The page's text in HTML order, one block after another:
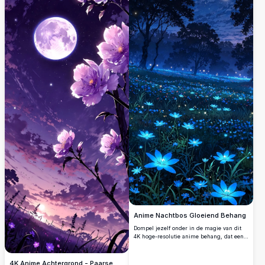
twinkelt licht van een dorp, en torenhoge
bergen onder een sterrenhemel met
paarse tinten. Perfect voor
natuurliefhebbers en kunstliefhebbers die
op zoek zijn naar een verbluffend,
hoogwaardig digitaal kunstwerk voor
behang of prints.
4K Anime Achtergrond - Paarse
Anime Nachtbos Gloeiend Behang
Dompel jezelf onder in de magie van dit
4K hoge-resolutie anime behang, dat een